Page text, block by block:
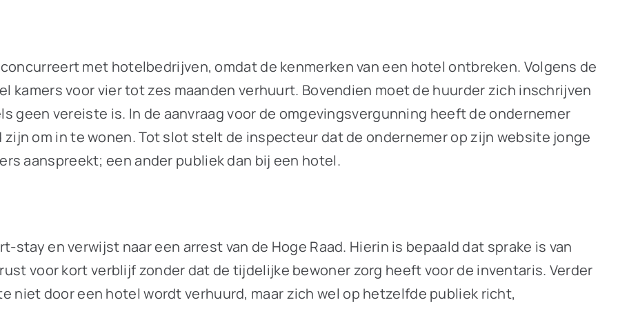
met hotelbedrijven, omdat de kenmerken van een hotel ontbreken. Volgens de
voor vier tot zes maanden verhuurt. Bovendien moet de huurder zich inschrijven
geen vereiste is. In de aanvraag voor de omgevingsvergunning heeft de ondernemer
om in te wonen. Tot slot stelt de inspecteur dat de ondernemer op zijn website jonge
aanspreekt; een ander publiek dan bij een hotel.
stay en verwijst naar een arrest van de Hoge Raad. Hierin is bepaald dat sprake is van
voor kort verblijf zonder dat de tijdelijke bewoner zorg heeft voor de inventaris. Verder
niet door een hotel wordt verhuurd, maar zich wel op hetzelfde publiek richt,